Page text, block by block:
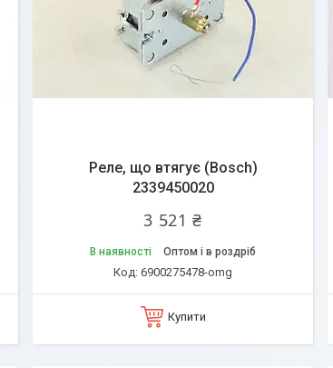
Реле, що втягує (Bosch)
2339450020
3 521 ₴
В наявності Оптом і в роздріб
6900275478-omg
Купити